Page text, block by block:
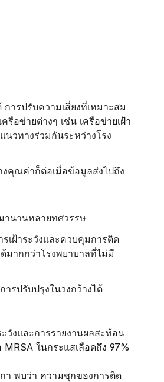
ารปรับความเสี่ยงที่เหมาะสม
รือข่ายต่างๆ เช่น เครือข่ายเฝ้า
นวทางร่วมกันระหว่างโรง
งคุณค่าก็ต่อเมื่อข้อมูลส่งไปถึง
านานหลายทศวรรษ
เฝ้าระวังและควบคุมการติด
มากกว่าโรงพยาบาลที่ไม่มี
ารปรับปรุงในวงกว้างได้
วังและการรายงานผลสะท้อน
MRSA ในกระแสเลือดถึง 97%
า พบว่า ความชุกของการติด